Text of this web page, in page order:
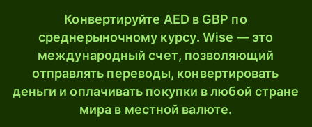
Конвертируйте AED в GBP по
среднерыночному курсу. Wise — это
международный счет, позволяющий
отправлять переводы, конвертировать
деньги и оплачивать покупки в любой стране
мира в местной валюте.